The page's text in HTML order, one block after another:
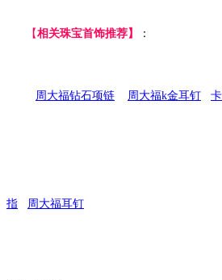
【相关珠宝首饰推荐】 ：
周大福钻石项链 周大福k金耳钉
指 周大福耳钉